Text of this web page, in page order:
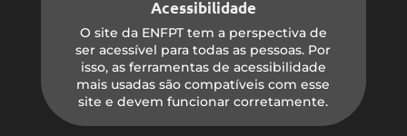
Acessibilidade
O site da ENFPT tem a perspectiva de
ser acessível para todas as pessoas. Por
isso, as ferramentas de acessibilidade
mais usadas são compatíveis com esse
site e devem funcionar corretamente.